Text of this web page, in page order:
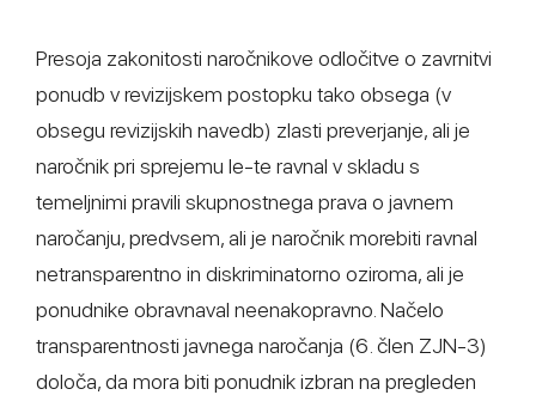
Presoja zakonitosti naročnikove odločitve o zavrnitvi
ponudb v revizijskem postopku tako obsega (v
obsegu revizijskih navedb) zlasti preverjanje, ali je
naročnik pri sprejemu le-te ravnal v skladu s
temeljnimi pravili skupnostnega prava o javnem
naročanju, predvsem, ali je naročnik morebiti ravnal
netransparentno in diskriminatorno oziroma, ali je
ponudnike obravnaval neenakopravno. Načelo
transparentnosti javnega naročanja (6. člen ZJN-3)
določa, da mora biti ponudnik izbran na pregleden